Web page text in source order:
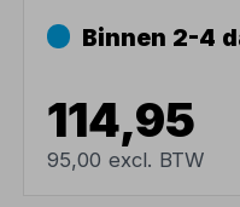
Binnen 2-4
114,95
95,00 excl. BTW